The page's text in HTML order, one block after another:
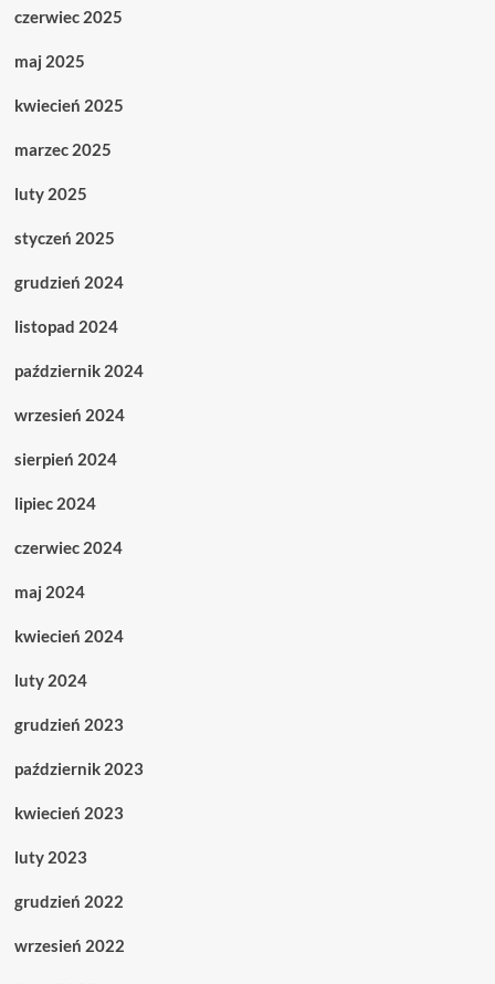
czerwiec 2025
maj 2025
kwiecień 2025
marzec 2025
luty 2025
styczeń 2025
grudzień 2024
listopad 2024
październik 2024
wrzesień 2024
sierpień 2024
lipiec 2024
czerwiec 2024
maj 2024
kwiecień 2024
luty 2024
grudzień 2023
październik 2023
kwiecień 2023
luty 2023
grudzień 2022
wrzesień 2022